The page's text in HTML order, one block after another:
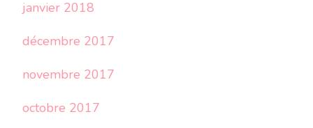
janvier 2018
décembre 2017
novembre 2017
octobre 2017